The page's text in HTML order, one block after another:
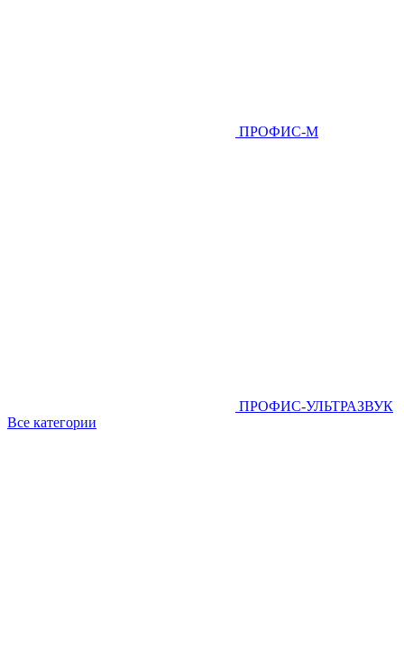
ПРОФИС-М
ПРОФИС-УЛЬТРАЗВУК
Все категории